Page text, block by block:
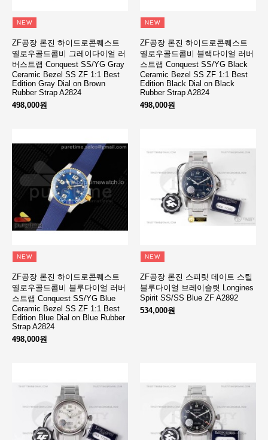
NEW
ZF공장 론진 하이드로콘퀘스트
옐로우골드콤비 그레이다이얼 러
버스트랩 Conquest SS/YG Gray
Ceramic Bezel SS ZF 1:1 Best
Edition Gray Dial on Brown
Rubber Strap A2824
498,000원
NEW
ZF공장 론진 하이드로콘퀘스트
옐로우골드콤비 블랙다이얼 러버
스트랩 Conquest SS/YG Black
Ceramic Bezel SS ZF 1:1 Best
Edition Black Dial on Black
Rubber Strap A2824
498,000원
NEW
ZF공장 론진 하이드로콘퀘스트
옐로우골드콤비 블루다이얼 러버
스트랩 Conquest SS/YG Blue
Ceramic Bezel SS ZF 1:1 Best
Edition Blue Dial on Blue Rubber
Strap A2824
498,000원
NEW
ZF공장 론진 스피릿 데이트 스틸
블루다이얼 브레이슬릿 Longines
Spirit SS/SS Blue ZF A2892
534,000원